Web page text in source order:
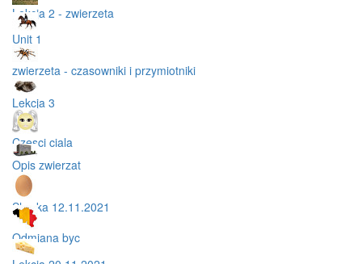
Lekcja 2 - zwierzeta
Unit 1
zwierzeta - czasowniki i przymiotniki
Lekcja 3
Czesci ciala
Opis zwierzat
Slowka 12.11.2021
Odmiana byc